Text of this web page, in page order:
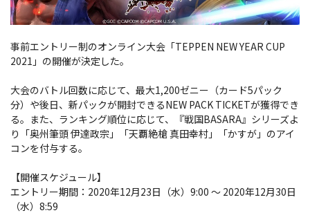
事前エントリー制のオンライン大会「TEPPEN NEW YEAR CUP
2021」の開催が決定した。
大会のバトル回数に応じて、最大1,200ゼニー（カード5パック
分）や後日、新パックが開封できるNEW PACK TICKETが獲得でき
る。また、ランキング順位に応じて、『戦国BASARA』シリーズよ
り「奥州筆頭 伊達政宗」「天覇絶槍 真田幸村」「かすが」のアイ
コンを付与する。
【開催スケジュール】
エントリー期間：2020年12月23日（水）9:00 ～ 2020年12月30日
（水）8:59